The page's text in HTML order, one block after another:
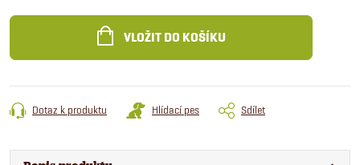
VLOŽIT DO KOŠÍKU
Dotaz k produktu Hlídací pes Sdílet